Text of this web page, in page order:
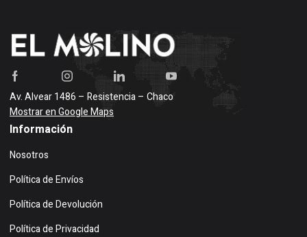
Av. Alvear 1486 – Resistencia – Chaco
Mostrar en Google Maps
Información
Nosotros
Política de Envíos
Política de Devolución
Política de Privacidad